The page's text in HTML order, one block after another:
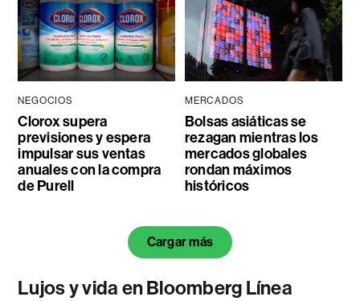
NEGOCIOS
Clorox supera
previsiones y espera
impulsar sus ventas
anuales con la compra
de Purell
MERCADOS
Bolsas asiáticas se
rezagan mientras los
mercados globales
rondan máximos
históricos
Cargar más
Lujos y vida en Bloomberg Línea